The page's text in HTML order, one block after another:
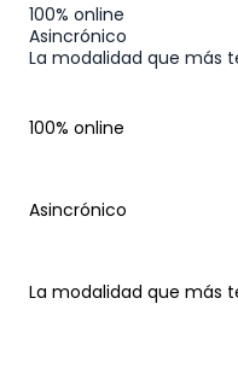
100% online
Asincrónico
La modalidad que más
100% online
Asincrónico
La modalidad que más